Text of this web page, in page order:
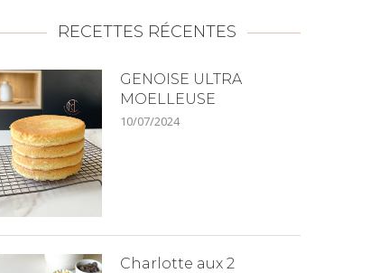
RECETTES RÉCENTES
GENOISE ULTRA
MOELLEUSE
10/07/2024
Charlotte aux 2